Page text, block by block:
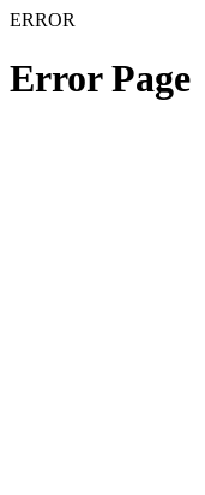
ERROR
Error Page